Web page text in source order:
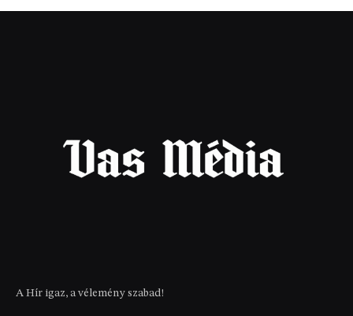
A Hír igaz, a vélemény szabad!